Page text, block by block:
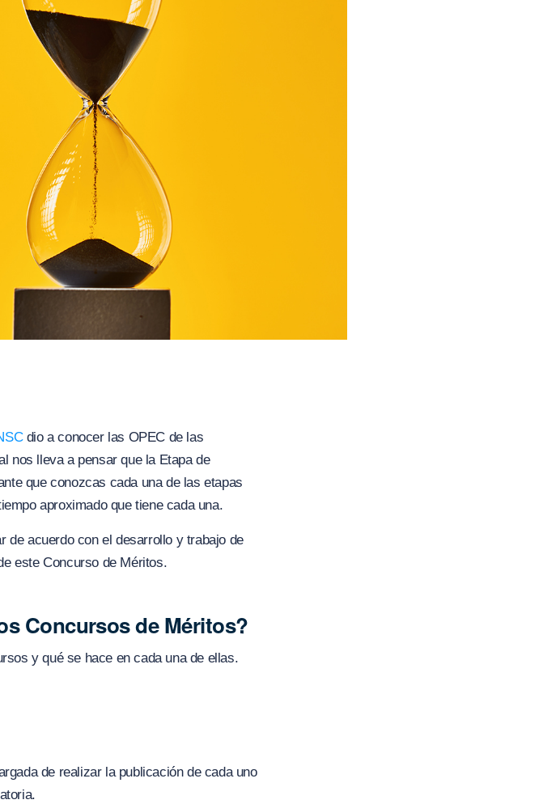
dio a conocer las OPEC de las
nos lleva a pensar que la Etapa de
que conozcas cada una de las etapas
aproximado que tiene cada una.
de acuerdo con el desarrollo y trabajo de
este Concurso de Méritos.
Concursos de Méritos?
y qué se hace en cada una de ellas.
de realizar la publicación de cada uno